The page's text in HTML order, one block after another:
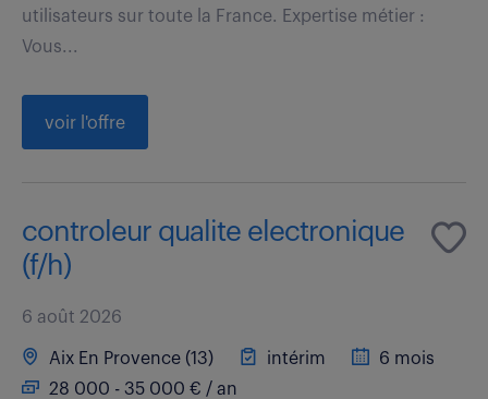
utilisateurs sur toute la France. Expertise métier :
Vous...
voir l'offre
controleur qualite electronique
(f/h)
6 août 2026
Aix En Provence (13) intérim
6 mois
28 000 - 35 000 € / an